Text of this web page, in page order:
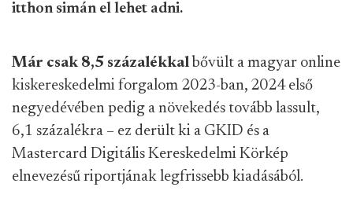
itthon simán el lehet adni.
Már csak 8,5 százalékkal bővült a magyar online
kiskereskedelmi forgalom 2023-ban, 2024 első
negyedévében pedig a növekedés tovább lassult,
6,1 százalékra – ez derült ki a GKID és a
Mastercard Digitális Kereskedelmi Körkép
elnevezésű riportjának legfrissebb kiadásából.